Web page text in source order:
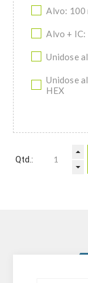
Alvo: 100
Alvo + IC:
Unidose
Unidose
HEX
Qtd.: